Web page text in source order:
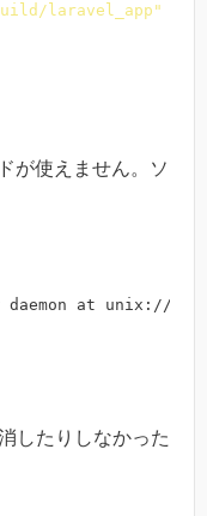
laravel_app"
が使えません。ソ
daemon at unix:///
したりしなかった